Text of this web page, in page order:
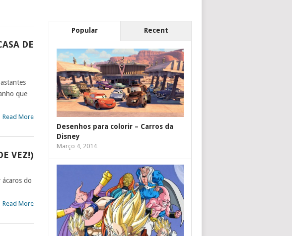
DE
que
Read More
VEZ!)
ácaros do
Read More
Popular Recent
Desenhos para colorir – Carros da
Disney
Março 4, 2014